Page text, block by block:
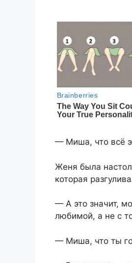
— Миша, что всё
Женя была
которая
— А это значит,
любимой, а не с
— Миша, что ты